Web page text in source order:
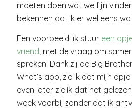
moeten doen wat we fijn
bekennen dat ik er wel eens
Een voorbeeld: ik stuur een
vriend , met de vraag om
spreken. Dank zij de Big
What’s app, zie ik dat mijn
even later zie ik dat het
week voorbij zonder dat ik